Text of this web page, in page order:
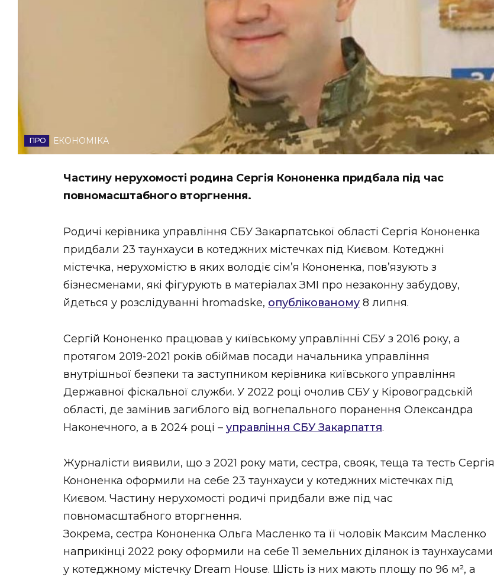
НОВИНИ ЗАХІДНОЇ УКРАЇНИ
ВІДЕОЕКОНОМІКА
Частину нерухомості родина Сергія Кононенка придбала під час
повномасштабного вторгнення.
Родичі керівника управління СБУ Закарпатської області Сергія Кононенка
придбали 23 таунхауси в котеджних містечках під Києвом. Котеджні
містечка, нерухомістю в яких володіє сімʼя Кононенка, повʼязують з
бізнесменами, які фігурують в матеріалах ЗМІ про незаконну забудову,
йдеться у розслідуванні hromadske, опублікованому 8 липня.
Сергій Кононенко працював у київському управлінні СБУ з 2016 року, а
протягом 2019-2021 років обіймав посади начальника управління
внутрішньої безпеки та заступником керівника київського управління
Державної фіскальної служби. У 2022 році очолив СБУ у Кіровоградській
області, де замінив загиблого від вогнепального поранення Олександра
Наконечного, а в 2024 році – управління СБУ Закарпаття.
Журналісти виявили, що з 2021 року мати, сестра, свояк, теща та тесть Сергія
Кононенка оформили на себе 23 таунхауси у котеджних містечках під
Києвом. Частину нерухомості родичі придбали вже під час
повномасштабного вторгнення.
Зокрема, сестра Кононенка Ольга Масленко та її чоловік Максим Масленко
наприкінці 2022 року оформили на себе 11 земельних ділянок із таунхаусами
у котеджному містечку Dream House. Шість із них мають площу по 96 м², а